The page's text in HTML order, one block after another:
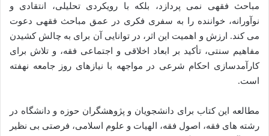
مباحث فقهی نمی پردازد، بلکه با رویکردی تحلیلی، انتقادی و
نوآورانه، خواننده را به سفری فکری در عمق مباحث فقهی دعوت
می کند. ارزش و اهمیت این اثر، در توانایی آن برای به چالش کشیدن
مفاهیم سنتی، تأکید بر ابعاد اخلاقی و اجتماعی فقه، و تلاش برای
کارآمدسازی احکام شرعی در مواجهه با نیازهای روز جامعه نهفته
است.
مطالعه این کتاب برای دانشجویان و پژوهشگران حوزه و دانشگاه در
رشته های فقه، اصول فقه، الهیات و علوم اسلامی، فرصتی بی نظیر